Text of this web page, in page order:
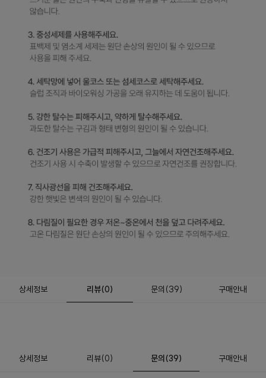
상세정보 리뷰(0) 문의 (39) 구매안내
상세정보 리뷰(0) 문의 (39) 구매안내